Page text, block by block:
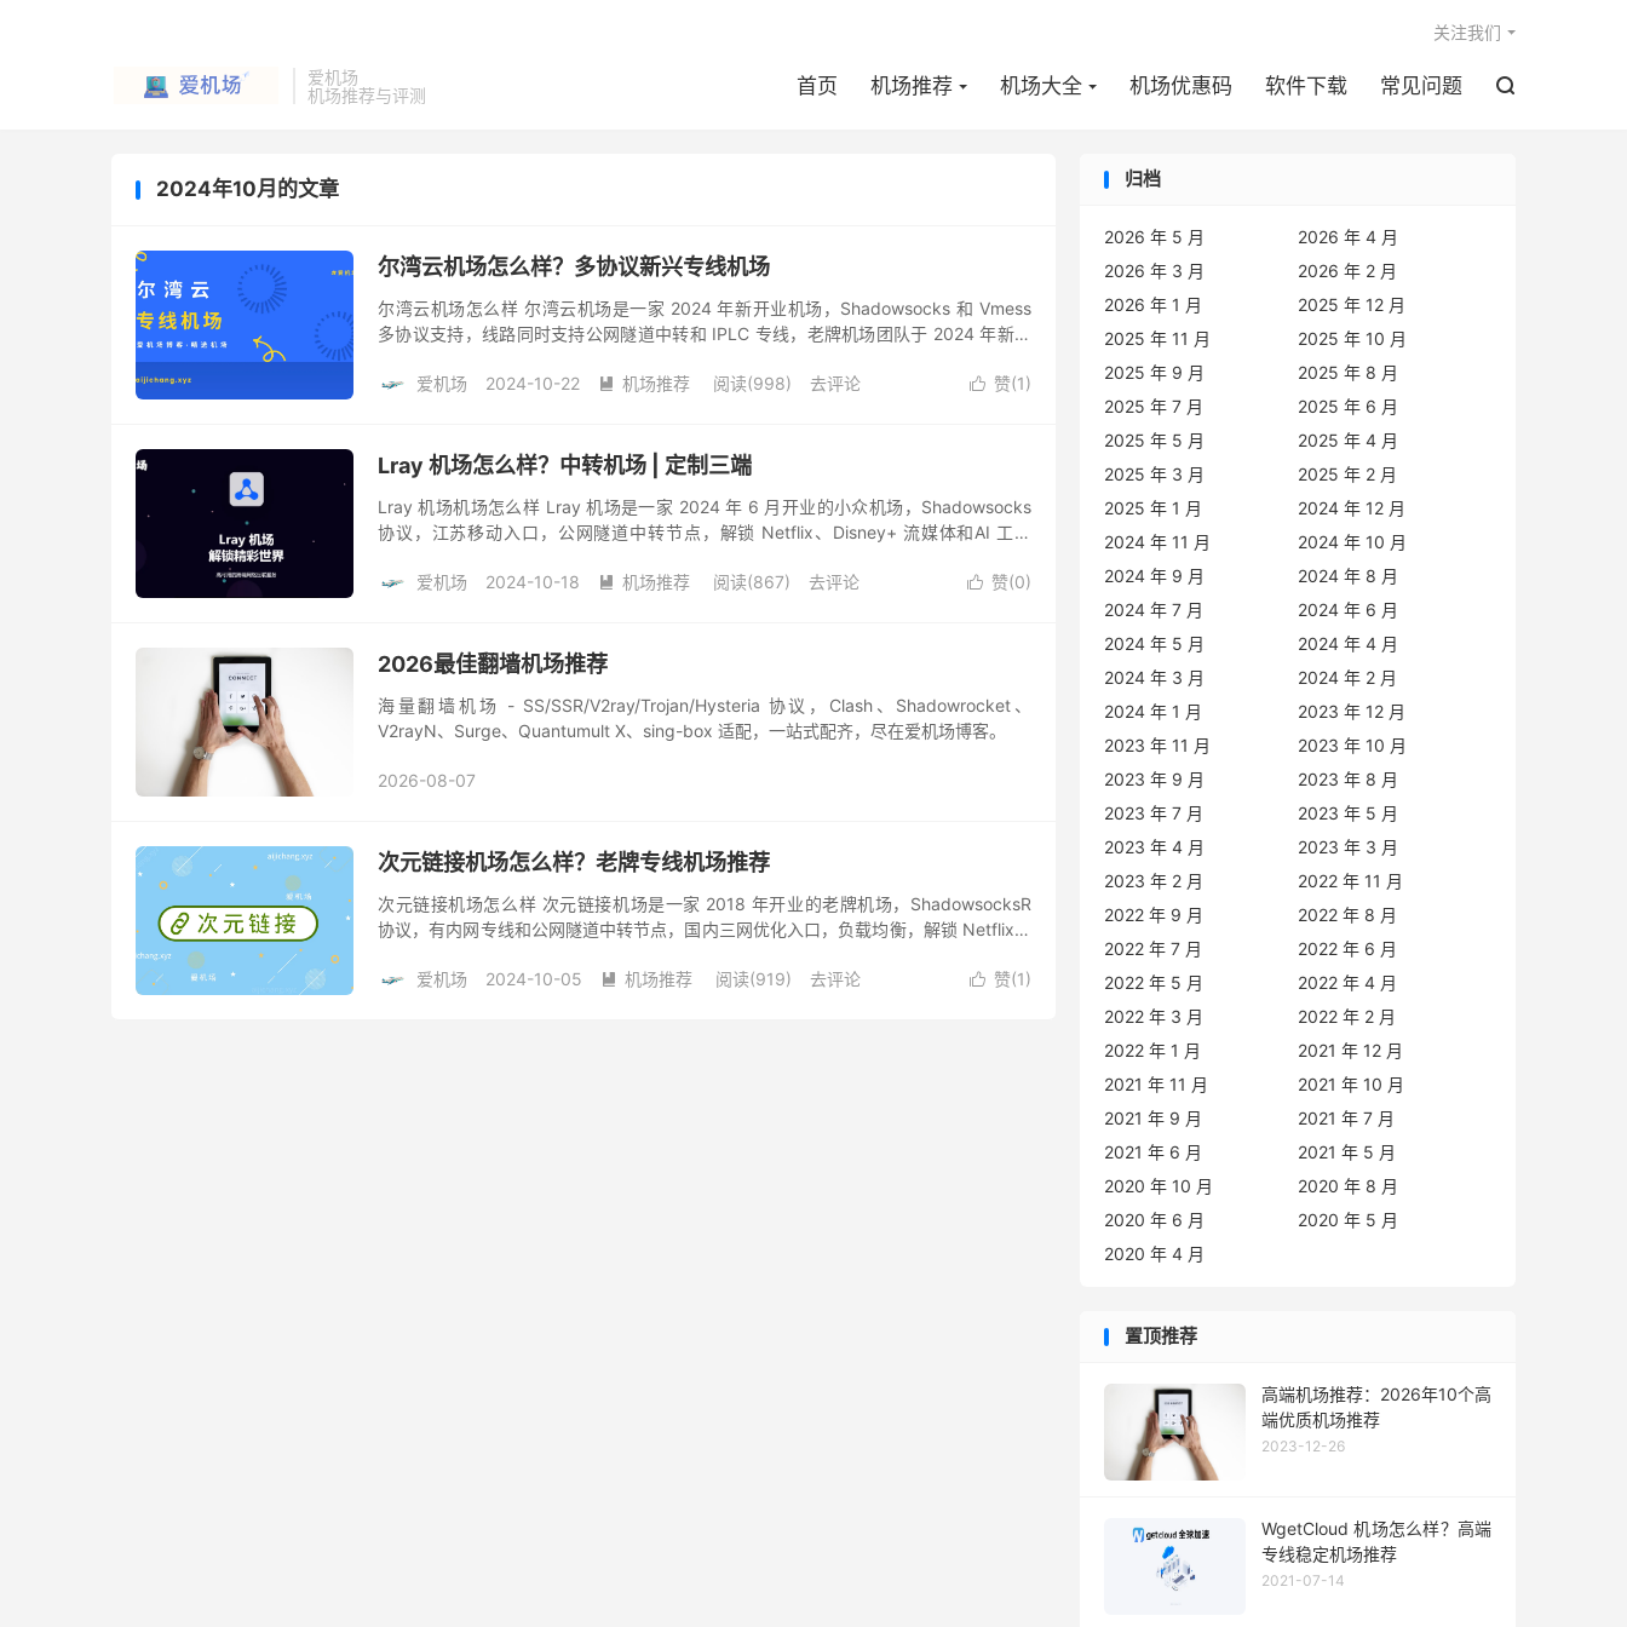
爱机场
机场推荐与评测
首页 机场推荐 机场大全 机场优惠码 软件下载 常见问题 
关注我们
2024年10月的文章
尔湾云机场怎么样？多协议新兴专线机场
尔湾云机场怎么样 尔湾云机场是一家 2024 年新开业机场，Shadowsocks 和 Vmess
多协议支持，线路同时支持公网隧道中转和 IPLC 专线，老牌机场团队于 2024 年新设
 赞(1)
爱机场 2024-10-22  机场推荐 阅读(998) 去评论
Lray 机场怎么样？中转机场 | 定制三端
Lray 机场机场怎么样 Lray 机场是一家 2024 年 6 月开业的小众机场，Shadowsocks
协议，江苏移动入口，公网隧道中转节点，解锁 Netflix、Disney+ 流媒体和AI 工具
 赞(0)
爱机场 2024-10-18  机场推荐 阅读(867) 去评论
2026最佳翻墙机场推荐
海量翻墙机场 - SS/SSR/V2ray/Trojan/Hysteria 协议，Clash、Shadowrocket、
V2rayN、Surge、Quantumult X、sing-box 适配，一站式配齐，尽在爱机场博客。
2026-08-07
次元链接机场怎么样？老牌专线机场推荐
次元链接机场怎么样 次元链接机场是一家 2018 年开业的老牌机场，ShadowsocksR
协议，有内网专线和公网隧道中转节点，国内三网优化入口，负载均衡，解锁 Netflix、
 赞(1)
爱机场 2024-10-05  机场推荐 阅读(919) 去评论
归档
2026 年 5 月
2026 年 4 月
2026 年 3 月
2026 年 2 月
2026 年 1 月
2025 年 12 月
2025 年 11 月
2025 年 10 月
2025 年 9 月
2025 年 8 月
2025 年 7 月
2025 年 6 月
2025 年 5 月
2025 年 4 月
2025 年 3 月
2025 年 2 月
2025 年 1 月
2024 年 12 月
2024 年 11 月
2024 年 10 月
2024 年 9 月
2024 年 8 月
2024 年 7 月
2024 年 6 月
2024 年 5 月
2024 年 4 月
2024 年 3 月
2024 年 2 月
2024 年 1 月
2023 年 12 月
2023 年 11 月
2023 年 10 月
2023 年 9 月
2023 年 8 月
2023 年 7 月
2023 年 5 月
2023 年 4 月
2023 年 3 月
2023 年 2 月
2022 年 11 月
2022 年 9 月
2022 年 8 月
2022 年 7 月
2022 年 6 月
2022 年 5 月
2022 年 4 月
2022 年 3 月
2022 年 2 月
2022 年 1 月
2021 年 12 月
2021 年 11 月
2021 年 10 月
2021 年 9 月
2021 年 7 月
2021 年 6 月
2021 年 5 月
2020 年 10 月
2020 年 8 月
2020 年 6 月
2020 年 5 月
2020 年 4 月
置顶推荐
高端机场推荐：2026年10个高
端优质机场推荐
2023-12-26
WgetCloud 机场怎么样？高端
专线稳定机场推荐
2021-07-14